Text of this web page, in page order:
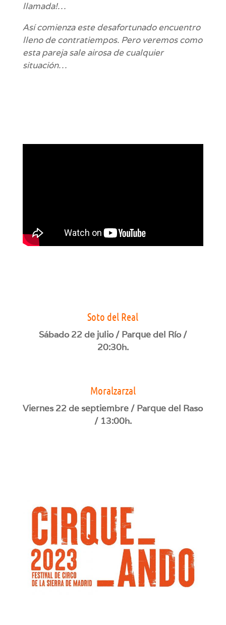
llamada!…
Así comienza este desafortunado encuentro
lleno de contratiempos. Pero veremos como
esta pareja sale airosa de cualquier
situación…
Soto del Real
Sábado 22 de julio / Parque del Río /
20:30h.
Moralzarzal
Viernes 22 de septiembre / Parque del Raso
/ 13:00h.